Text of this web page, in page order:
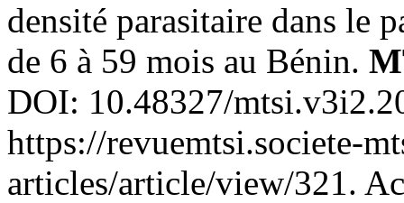
densité parasitaire dans le
de 6 à 59 mois au Bénin.
DOI: 10.48327/
https://revuemtsi.societe-
articles/article/view/321.